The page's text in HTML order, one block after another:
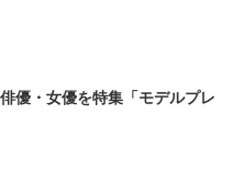
優・女優を特集「モデルプレ